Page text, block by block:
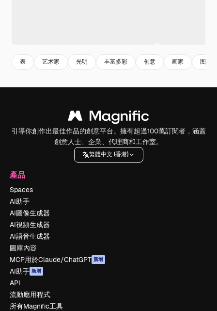
表 艺术家 光明 丰富多彩 创意 画家 图
引導你創作出最佳作品的創意平台。擁有超過100萬訂閱者，涵蓋
創意人士、企業、代理商和工作室。
繁體中文 (香港)
產品
Spaces
AI助手
AI圖像生成器
AI視頻生成器
AI語音生成器
圖庫內容
MCP用於Claude/ChatGPT 新增
AI助手 新增
API
流動應用程式
所有Magnific工具